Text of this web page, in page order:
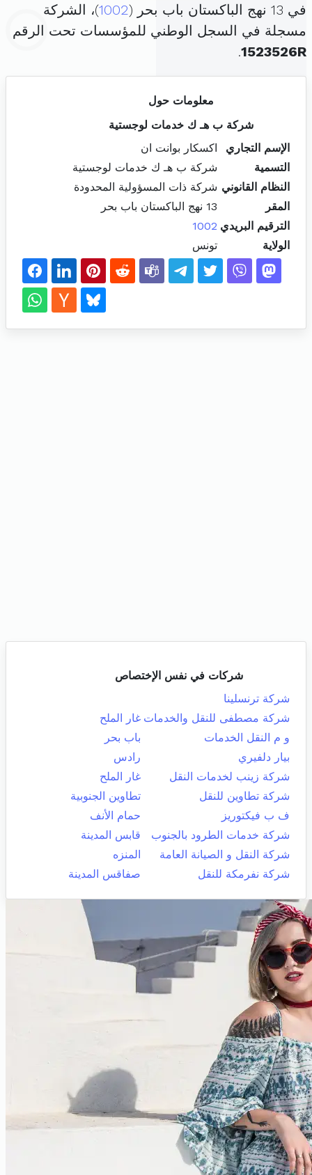
في 13 نهج الباكستان باب بحر (
1002)، الشركة
مسجلة في السجل الوطني للمؤسسات تحت الرقم
1523526R
.
معلومات حول
شركة ب هـ ك خدمات لوجستية
الإسم التجاري
اكسكار بوانت ان
التسمية
شركة ب هـ ك خدمات لوجستية
النظام القانوني شركة ذات المسؤولية المحدودة
المقر
13 نهج الباكستان باب بحر
الترقيم البريدي 1002
الولاية
تونس
شركات في نفس الإختصاص
شركة ترنسلينا
شركة مصطفى للنقل والخدمات غار الملح
و م النقل الخدمات
باب بحر
بيار دلفيري
رادس
شركة زينب لخدمات النقل
غار الملح
شركة تطاوين للنقل
تطاوين الجنوبية
ف ب فيكتوريز
حمام الأنف
شركة خدمات الطرود بالجنوب
قابس المدينة
شركة النقل و الصيانة العامة
المنزه
شركة نفرمكة للنقل
صفاقس المدينة